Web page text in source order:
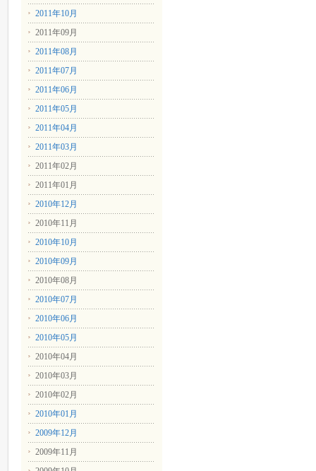
2011年10月
2011年09月
2011年08月
2011年07月
2011年06月
2011年05月
2011年04月
2011年03月
2011年02月
2011年01月
2010年12月
2010年11月
2010年10月
2010年09月
2010年08月
2010年07月
2010年06月
2010年05月
2010年04月
2010年03月
2010年02月
2010年01月
2009年12月
2009年11月